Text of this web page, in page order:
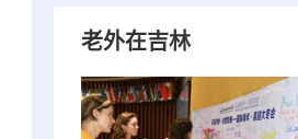
老外在吉林